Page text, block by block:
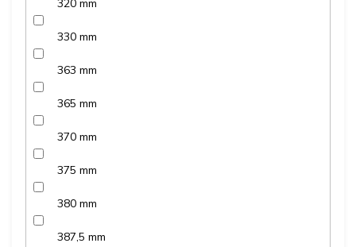
320 mm
330 mm
363 mm
365 mm
370 mm
375 mm
380 mm
387,5 mm